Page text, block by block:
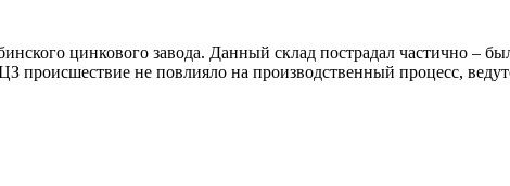
цинкового завода. Данный склад пострадал частично –
не повлияло на производственный процесс,